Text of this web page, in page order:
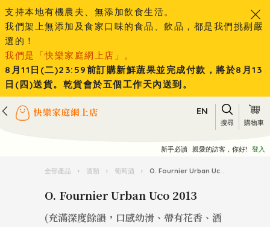
支持本地有機農夫、無添加飲食生活。
我們架上無添加及食家口味的食品、飲品，都是我們挑剔嚴
選的！
我們是「快樂家庭網上店」。
8月11日(二)23:59前訂購新鮮蔬果並完成付款，將於8月13
日(四)送貨。乾貨會於五個工作天內送到。
EN
搜尋 購物車
新手必讀 親愛的訪客，你好! 登入
全部產品 › 酒類 › 葡萄酒 › O. Fournier Urban Uco 2013
O. Fournier Urban Uco 2013
(充滿深度餘韻，口感幼滑、帶有花香、酒